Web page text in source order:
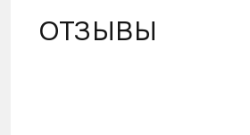
ОТЗЫВЫ